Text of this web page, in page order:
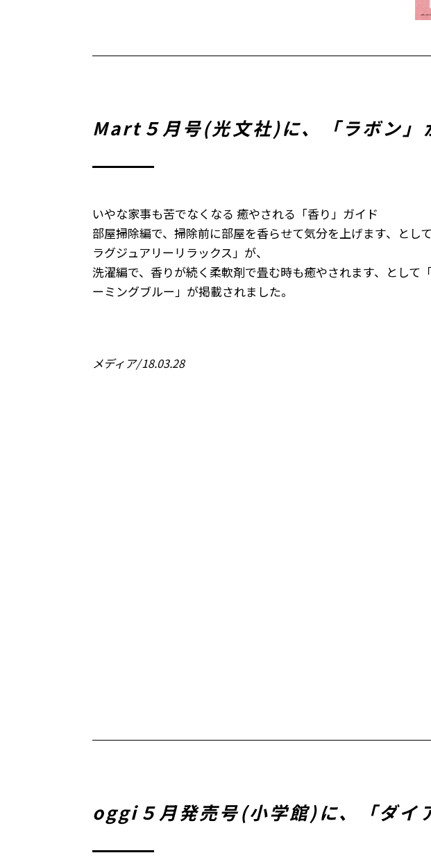
Mart５月号(光文社)に、「ラボン」
いやな家事も苦でなくなる 癒やされる「香り」ガイド
部屋掃除編で、掃除前に部屋を香らせて気分を上げます、とし
ラグジュアリーリラックス」が、
洗濯編で、香りが続く柔軟剤で畳む時も癒やされます、として
ーミングブルー」が掲載されました。
メディア 18.03.28
oggi５月発売号(小学館)に、「ダイ